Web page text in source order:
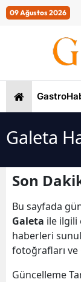
09 Ağustos 2026
Galeta
Son
Bu sayfada
Galeta ile ilgili
haberleri
fotoğrafları
Güncelleme